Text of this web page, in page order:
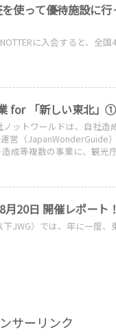
使って優待施設に
に入会すると、全
for 「新しい東北」①
ノットワールドは、自社
営（JapanWonderGuide
成等複数の事業に、観光
20日 開催レポート！
JWG）では、年に一度
サーリンク